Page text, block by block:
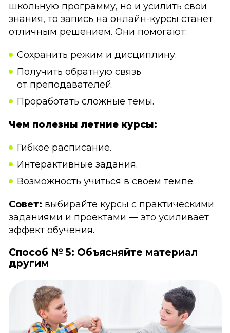
школьную программу, но и усилить свои
знания, то запись на онлайн-курсы станет
отличным решением. Они помогают:
Сохранить режим и дисциплину.
Получить обратную связь
от преподавателей.
Проработать сложные темы.
Чем полезны летние курсы:
Гибкое расписание.
Интерактивные задания.
Возможность учиться в своём темпе.
Совет: выбирайте курсы с практическими
заданиями и проектами — это усиливает
эффект обучения.
Способ № 5: Объясняйте материал
другим